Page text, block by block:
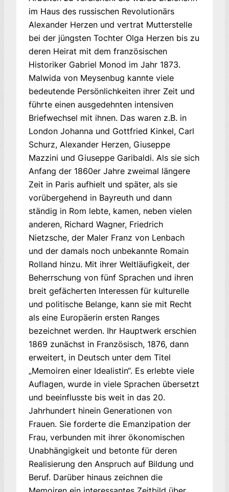
im Haus des russischen Revolutionärs
Alexander Herzen und vertrat Mutterstelle
bei der jüngsten Tochter Olga Herzen bis zu
deren Heirat mit dem französischen
Historiker Gabriel Monod im Jahr 1873.
Malwida von Meysenbug kannte viele
bedeutende Persönlichkeiten ihrer Zeit und
führte einen ausgedehnten intensiven
Briefwechsel mit ihnen. Das waren z.B. in
London Johanna und Gottfried Kinkel, Carl
Schurz, Alexander Herzen, Giuseppe
Mazzini und Giuseppe Garibaldi. Als sie sich
Anfang der 1860er Jahre zweimal längere
Zeit in Paris aufhielt und später, als sie
vorübergehend in Bayreuth und dann
ständig in Rom lebte, kamen, neben vielen
anderen, Richard Wagner, Friedrich
Nietzsche, der Maler Franz von Lenbach
und der damals noch unbekannte Romain
Rolland hinzu. Mit ihrer Weltläufigkeit, der
Beherrschung von fünf Sprachen und ihren
breit gefächerten Interessen für kulturelle
und politische Belange, kann sie mit Recht
als eine Europäerin ersten Ranges
bezeichnet werden. Ihr Hauptwerk erschien
1869 zunächst in Französisch, 1876, dann
erweitert, in Deutsch unter dem Titel
„Memoiren einer Idealistin“. Es erlebte viele
Auflagen, wurde in viele Sprachen übersetzt
und beeinflusste bis weit in das 20.
Jahrhundert hinein Generationen von
Frauen. Sie forderte die Emanzipation der
Frau, verbunden mit ihrer ökonomischen
Unabhängigkeit und betonte für deren
Realisierung den Anspruch auf Bildung und
Beruf. Darüber hinaus zeichnen die